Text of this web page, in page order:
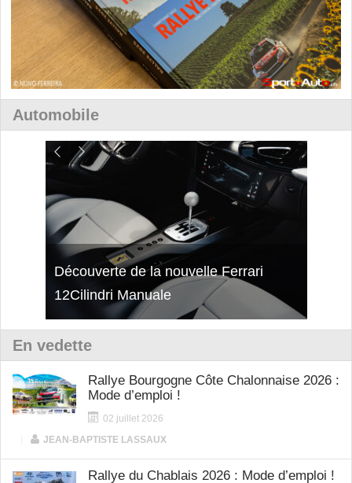
Automobile
Découverte de la nouvelle Ferrari
12Cilindri Manuale
En vedette
Rallye Bourgogne Côte Chalonnaise 2026 :
Mode d’emploi !
02 juillet 2026
JEAN-BAPTISTE LASSAUX
Rallye du Chablais 2026 : Mode d’emploi !